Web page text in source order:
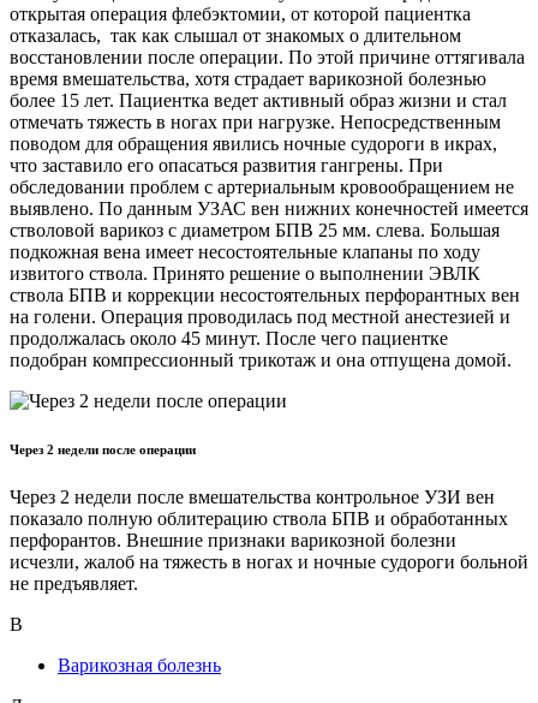
открытая операция флебэктомии, от которой пациентка
отказалась, так как слышал от знакомых о длительном
восстановлении после операции. По этой причине оттягивала
время вмешательства, хотя страдает варикозной болезнью
более 15 лет. Пациентка ведет активный образ жизни и стал
отмечать тяжесть в ногах при нагрузке. Непосредственным
поводом для обращения явились ночные судороги в икрах,
что заставило его опасаться развития гангрены. При
обследовании проблем с артериальным кровообращением не
выявлено. По данным УЗАС вен нижних конечностей имеется
стволовой варикоз с диаметром БПВ 25 мм. слева. Большая
подкожная вена имеет несостоятельные клапаны по ходу
извитого ствола. Принято решение о выполнении ЭВЛК
ствола БПВ и коррекции несостоятельных перфорантных вен
на голени. Операция проводилась под местной анестезией и
продолжалась около 45 минут. После чего пациентке
подобран компрессионный трикотаж и она отпущена домой.
Через 2 недели после операции
Через 2 недели после вмешательства контрольное УЗИ вен
показало полную облитерацию ствола БПВ и обработанных
перфорантов. Внешние признаки варикозной болезни
исчезли, жалоб на тяжесть в ногах и ночные судороги больной
не предъявляет.
В
Варикозная болезнь